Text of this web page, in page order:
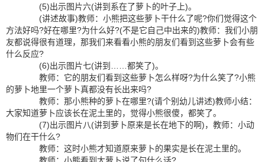
(5)出示图片六(讲到系在了萝卜的叶子上)。
(讲述故事)教师：小熊把这些萝卜干什么了呢?你们觉得这个
方法好吗?好在哪里?为什么好?(不是它自己中出来的)教师：我们小朋
友都说得很有道理，那我们来看看小熊的朋友们看到这些萝卜会有些
什么反应?
(6)出示图片七(讲到……都笑了)。
教师：它的朋友们看到这些萝卜怎么样呀?为什么笑了?小熊
的萝卜地里一个萝卜真都没有长出来吗?
教师：那小熊种的萝卜在哪里?(请个别幼儿讲述)教师小结：
大家知道萝卜应该长在泥土里的，觉得小熊很傻，都笑了。
(7)出示图片八(讲到萝卜原来是长在地下的啊)，教师：小动
物们在干什么?
教师：这时小熊才知道原来萝卜的果实是长在泥土里的。